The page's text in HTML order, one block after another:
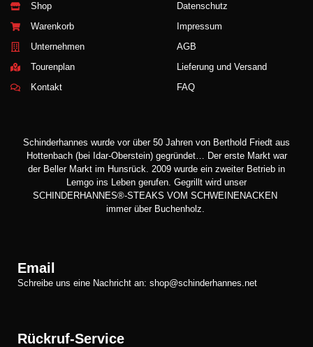
Shop
Warenkorb
Unternehmen
Tourenplan
Kontakt
Datenschutz
Impressum
AGB
Lieferung und Versand
FAQ
Schinderhannes wurde vor über 50 Jahren von Berthold Friedt aus
Hottenbach (bei Idar-Oberstein) gegründet… Der erste Markt war
der Beller Markt im Hunsrück. 2009 wurde ein zweiter Betrieb in
Lemgo ins Leben gerufen. Gegrillt wird unser
SCHINDERHANNES®-STEAKS VOM SCHWEINENACKEN
immer über Buchenholz.
Email
Schreibe uns eine Nachricht an: shop@schinderhannes.net
Rückruf-Service